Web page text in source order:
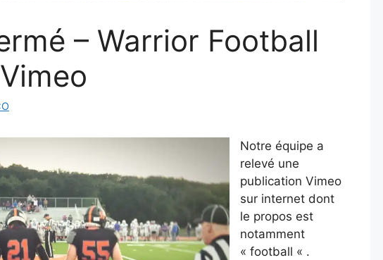
– Warrior Football
Notre équipe a
relevé une
publication Vimeo
sur internet dont
le propos est
notamment
« football « .